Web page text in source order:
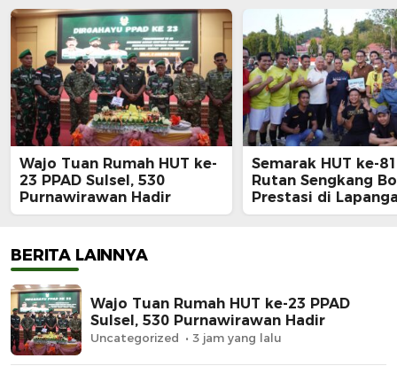
Wajo Tuan Rumah HUT ke-
23 PPAD Sulsel, 530
Purnawirawan Hadir
Semarak HUT ke-
Rutan Sengkang
Prestasi di
Merdeka
BERITA LAINNYA
Wajo Tuan Rumah HUT ke-23 PPAD
Sulsel, 530 Purnawirawan Hadir
Uncategorized 3 jam yang lalu